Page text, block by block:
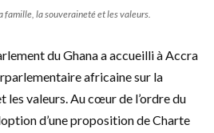
la souveraineté et les valeurs.
du Ghana a accueilli à Accra
africaine sur la
les valeurs. Au cœur de l’ordre du
d’une proposition de Charte